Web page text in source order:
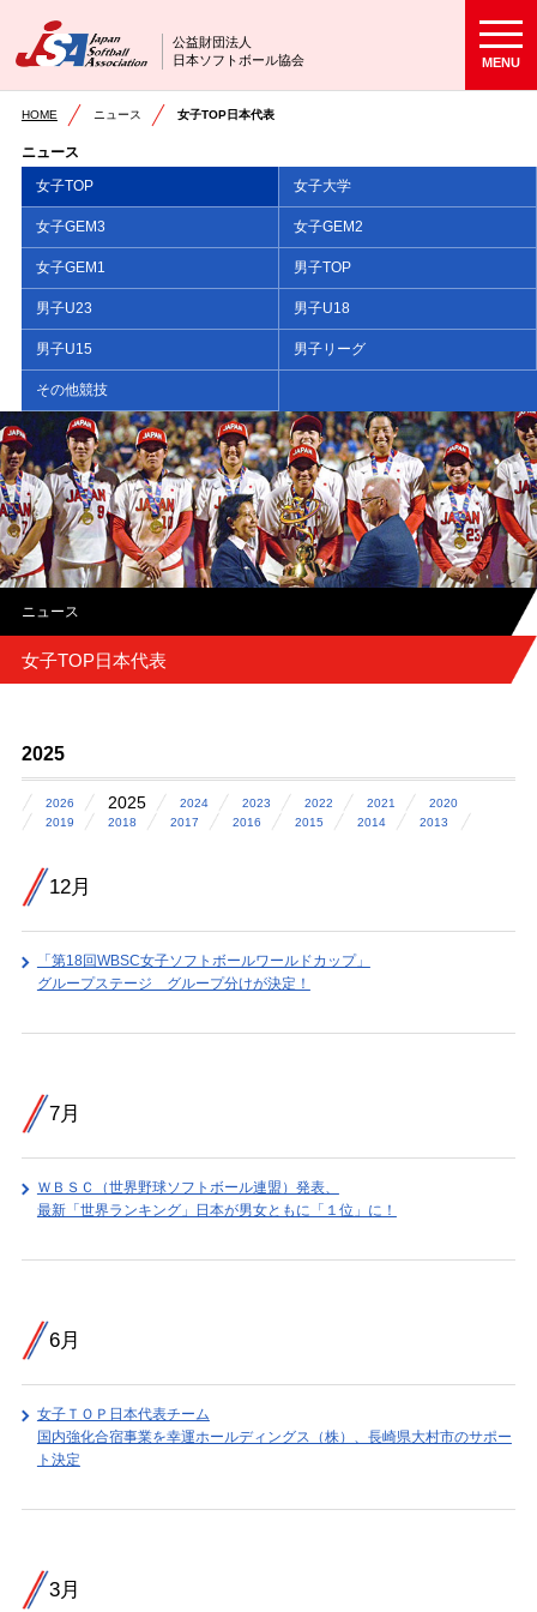
公益財団法人
日本ソフトボール協会
MENU
HOME ニュース 女子TOP日本代表
ニュース
女子TOP
女子大学
女子GEM3 女子GEM2
女子GEM1 男子TOP
男子U23 男子U18
男子U15 男子リーグ
その他競技
ニュース
女子TOP日本代表
2025
2026 2025 2024 2023 2022 2021
2020
2019
2018 2017 2016 2015 2014 2013
12月
「第18回WBSC女子ソフトボールワールドカップ」
グループステージ グループ分けが決定！
7月
ＷＢＳＣ（世界野球ソフトボール連盟）発表、
最新「世界ランキング」日本が男女ともに「１位」に！
6月
女子ＴＯＰ日本代表チーム
国内強化合宿事業を幸運ホールディングス（株）、長崎県大村市のサポー
ト決定
3月